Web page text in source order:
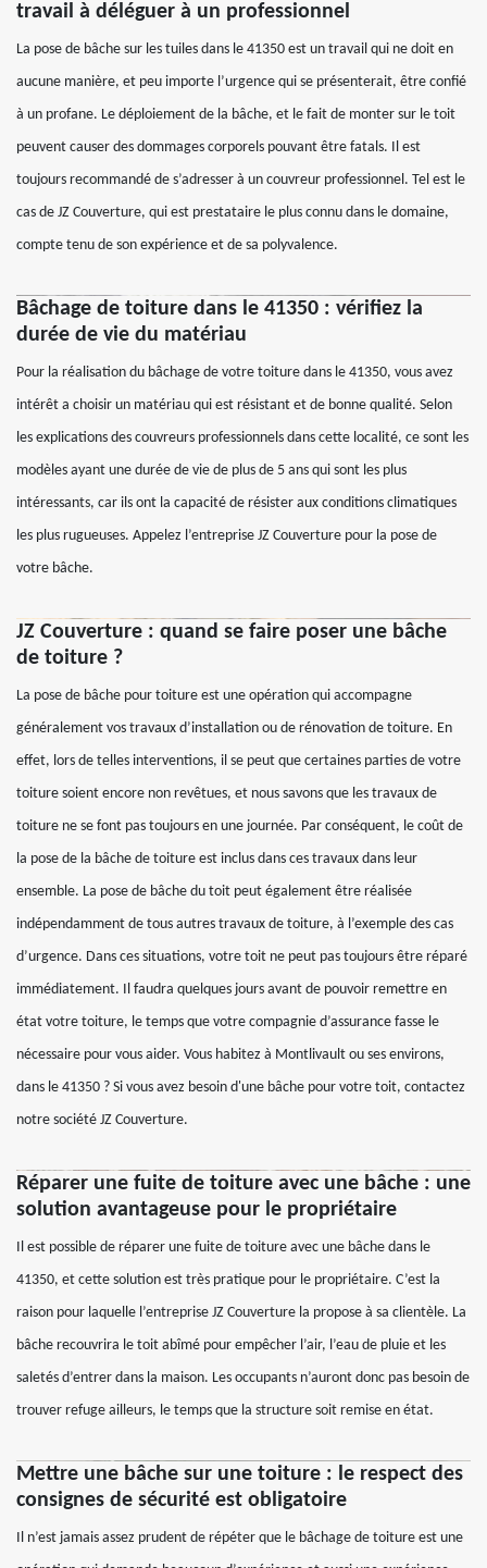
travail à déléguer à un professionnel
La pose de bâche sur les tuiles dans le 41350 est un travail qui ne doit en
aucune manière, et peu importe l’urgence qui se présenterait, être confié
à un profane. Le déploiement de la bâche, et le fait de monter sur le toit
peuvent causer des dommages corporels pouvant être fatals. Il est
toujours recommandé de s’adresser à un couvreur professionnel. Tel est le
cas de JZ Couverture, qui est prestataire le plus connu dans le domaine,
compte tenu de son expérience et de sa polyvalence.
Bâchage de toiture dans le 41350 : vérifiez la
durée de vie du matériau
Pour la réalisation du bâchage de votre toiture dans le 41350, vous avez
intérêt a choisir un matériau qui est résistant et de bonne qualité. Selon
les explications des couvreurs professionnels dans cette localité, ce sont les
modèles ayant une durée de vie de plus de 5 ans qui sont les plus
intéressants, car ils ont la capacité de résister aux conditions climatiques
les plus rugueuses. Appelez l’entreprise JZ Couverture pour la pose de
votre bâche.
JZ Couverture : quand se faire poser une bâche
de toiture ?
La pose de bâche pour toiture est une opération qui accompagne
généralement vos travaux d’installation ou de rénovation de toiture. En
effet, lors de telles interventions, il se peut que certaines parties de votre
toiture soient encore non revêtues, et nous savons que les travaux de
toiture ne se font pas toujours en une journée. Par conséquent, le coût de
la pose de la bâche de toiture est inclus dans ces travaux dans leur
ensemble. La pose de bâche du toit peut également être réalisée
indépendamment de tous autres travaux de toiture, à l’exemple des cas
d’urgence. Dans ces situations, votre toit ne peut pas toujours être réparé
immédiatement. Il faudra quelques jours avant de pouvoir remettre en
état votre toiture, le temps que votre compagnie d’assurance fasse le
nécessaire pour vous aider. Vous habitez à Montlivault ou ses environs,
dans le 41350 ? Si vous avez besoin d'une bâche pour votre toit, contactez
notre société JZ Couverture.
Réparer une fuite de toiture avec une bâche : une
solution avantageuse pour le propriétaire
Il est possible de réparer une fuite de toiture avec une bâche dans le
41350, et cette solution est très pratique pour le propriétaire. C’est la
raison pour laquelle l’entreprise JZ Couverture la propose à sa clientèle. La
bâche recouvrira le toit abîmé pour empêcher l’air, l’eau de pluie et les
saletés d’entrer dans la maison. Les occupants n’auront donc pas besoin de
trouver refuge ailleurs, le temps que la structure soit remise en état.
Mettre une bâche sur une toiture : le respect des
consignes de sécurité est obligatoire
Il n’est jamais assez prudent de répéter que le bâchage de toiture est une